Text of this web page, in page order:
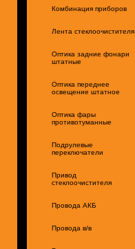
Комбинация приборов
Лента стеклоочистителя
Оптика задние фонари
штатные
Оптика переднее
освещение штатное
Оптика фары
противотуманные
Подрулевые
переключатели
Привод
стеклоочистителя
Провода АКБ
Провода в/в